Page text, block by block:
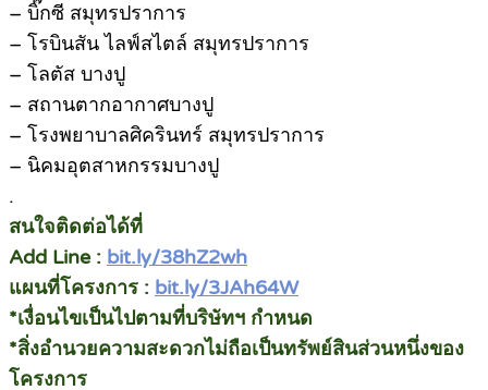
– บิ๊กซี สมุทรปราการ
– โรบินสัน ไลฟ์สไตล์ สมุทรปราการ
– โลตัส บางปู
– สถานตากอากาศบางปู
– โรงพยาบาลศิครินทร์ สมุทรปราการ
– นิคมอุตสาหกรรมบางปู
.
สนใจติดต่อได้ที่
Add Line : bit.ly/38hZ2wh
แผนที่โครงการ : bit.ly/3JAh64W
*เงื่อนไขเป็นไปตามที่บริษัทฯ กำหนด
*สิ่งอำนวยความสะดวกไม่ถือเป็นทรัพย์สินส่วนหนึ่งของ
โครงการ